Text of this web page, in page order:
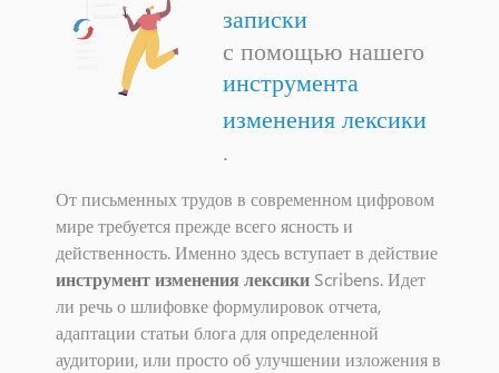
записки
с помощью нашего
инструмента
изменения лексики
.
От письменных трудов в современном цифровом
мире требуется прежде всего ясность и
действенность. Именно здесь вступает в действие
инструмент изменения лексики Scribens. Идет
ли речь о шлифовке формулировок отчета,
адаптации статьи блога для определенной
аудитории, или просто об улучшении изложения в